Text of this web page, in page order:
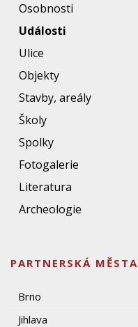
Osobnosti
Události
Ulice
Objekty
Stavby, areály
Školy
Spolky
Fotogalerie
Literatura
Archeologie
PARTNERSKÁ MĚSTA
Brno
Jihlava